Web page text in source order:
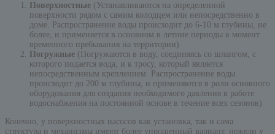
Поверхностные (Устанавливаются на определенной
поверхности рядом с самим колодцем или непосредственно в
доме. Распространение воды происходит до 6-10 м глубины, не
более, и применяется в основном в летние периоды в момент
временного пребывания на территории)
Погружные (Погружаются в воду, соединяясь со шлангом, с
которого подается вода, и к тросу, который является
непосредственным креплением. Распространение воды
происходит до 200 м глубины, и применяются в роли основного
оборудования для создания необходимого давления в работе
водоснабжения на постоянной основе в течение всех сезонов)
Конечно, у поверхностных насосов как установка, так и сама
структура и механизмы имеют более упрощенный вариант, нежели у